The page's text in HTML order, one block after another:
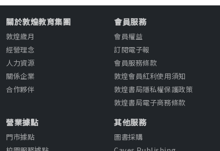
關於敦煌教育集團
敦煌歲月
經營理念
人力資源
關係企業
合作夥伴
會員服務
會員權益
訂閱電子報
會員服務條款
敦煌會員紅利使用須知
敦煌書局隱私權保護政策
敦煌書局電子商務條款
營業據點
門市據點
其他服務
圖書採購